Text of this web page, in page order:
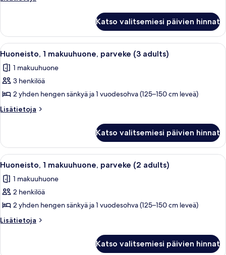
adult
+
3
children)
kuvat
makuuhuone,
parveke
(1
+
3
Katso valitsemiesi päivien hinnat
Avaa
kaikki
huonetyypin
Huoneisto,
1
makuuhuone,
adults)
kuvat
Hotellihuone, jossa on kaksi sänkyä,
7
Huoneisto, 1 makuuhuone, parveke (3 adults)
1 makuuhuone
3 henkilöä
2 yhden hengen sänkyä ja 1 vuodesohva (125–150 cm leveä)
Lisätietoja
Lisätietoja
makuuhuone,
parveke
(3
Katso valitsemiesi päivien hinnat
Avaa
kaikki
huonetyypin
Huoneisto,
1
makuuhuone,
adults)
Hotellihuone, jossa on kaksi sänkyä,
7
Huoneisto, 1 makuuhuone, parveke (2 adults)
1 makuuhuone
2 henkilöä
2 yhden hengen sänkyä ja 1 vuodesohva (125–150 cm leveä)
Lisätietoja
Lisätietoja
Katso valitsemiesi päivien hinnat